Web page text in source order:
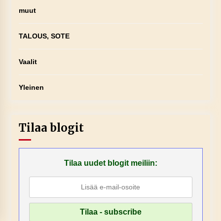
muut
TALOUS, SOTE
Vaalit
Yleinen
Tilaa blogit
Tilaa uudet blogit meiliin: